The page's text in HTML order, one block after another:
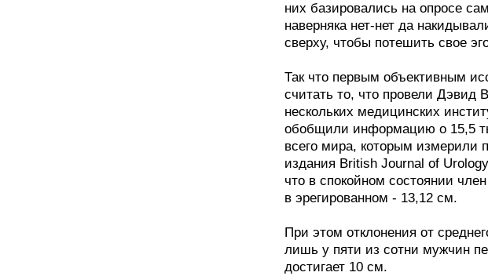
них базировались на опросе
наверняка нет-нет да
сверху, чтобы потешить свое
Так что первым объективным
считать то, что провели Дэвид
нескольких медицинских
обобщили информацию о 15,5
всего мира, которым измерили
издания British Journal of
что в спокойном состоянии
в эрегированном - 13,12 см.
При этом отклонения от
лишь у пяти из сотни мужчин
достигает 10 см.